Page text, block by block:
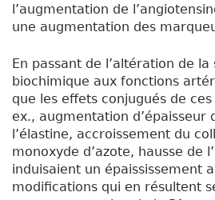
l’augmentation de
une augmentation des
En passant de l’altération de
biochimique aux fonctions
que les effets conjugués de
ex., augmentation d’épaisseur
l’élastine, accroissement du
monoxyde d’azote, hausse de
induisaient un épaississement
modifications qui en résultent